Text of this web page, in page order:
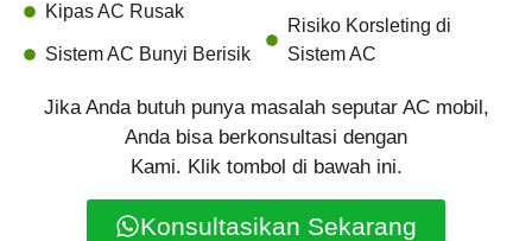
Kipas AC Rusak
Sistem AC Bunyi Berisik
Risiko Korsleting di
Sistem AC
Jika Anda butuh punya masalah seputar AC mobil,
Anda bisa berkonsultasi dengan
Kami. Klik tombol di bawah ini.
Konsultasikan Sekarang